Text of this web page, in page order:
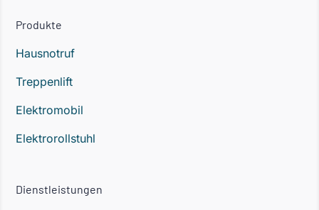
Produkte
Hausnotruf
Treppenlift
Elektromobil
Elektrorollstuhl
Dienstleistungen